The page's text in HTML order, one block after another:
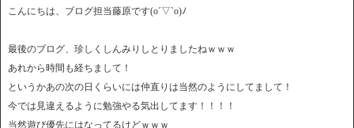
こんにちは、ブログ担当藤原です(o´▽`o)ﾉ
最後のブログ、珍しくしんみりしとりましたねｗｗｗ
あれから時間も経ちまして！
というかあの次の日くらいには仲直りは当然のようにしてまして！
今では見違えるように勉強やる気出してます！！！！
当然遊び優先にはなってるけどｗｗｗ